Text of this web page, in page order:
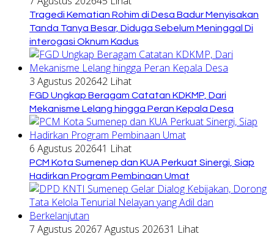
Tragedi Kematian Rohim di Desa Badur Menyisakan
Tanda Tanya Besar, Diduga Sebelum Meninggal Di
interogasi Oknum Kadus
3 Agustus 202642 Lihat
FGD Ungkap Beragam Catatan KDKMP, Dari
Mekanisme Lelang hingga Peran Kepala Desa
6 Agustus 202641 Lihat
PCM Kota Sumenep dan KUA Perkuat Sinergi, Siap
Hadirkan Program Pembinaan Umat
7 Agustus 20267 Agustus 202631 Lihat